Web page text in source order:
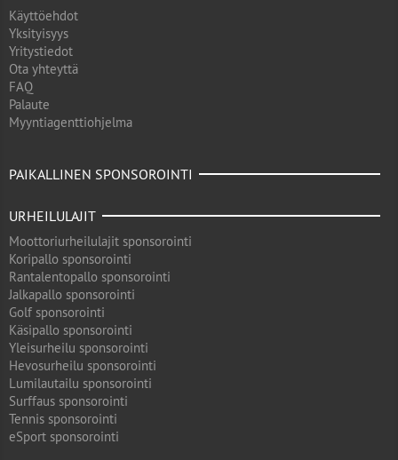
Käyttöehdot
Yksityisyys
Yritystiedot
Ota yhteyttä
FAQ
Palaute
Myyntiagenttiohjelma
PAIKALLINEN SPONSOROINTI
URHEILULAJIT
Moottoriurheilulajit sponsorointi
Koripallo sponsorointi
Rantalentopallo sponsorointi
Jalkapallo sponsorointi
Golf sponsorointi
Käsipallo sponsorointi
Yleisurheilu sponsorointi
Hevosurheilu sponsorointi
Lumilautailu sponsorointi
Surffaus sponsorointi
Tennis sponsorointi
eSport sponsorointi